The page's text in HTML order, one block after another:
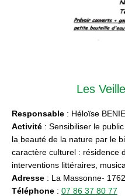
Les
Responsable : Héloïse
Activité : Sensibiliser le
la beauté de la nature par le
caractère culturel : résidence
interventions littéraires,
Adresse : La Massonne-
Téléphone : 07 86 37 80 77